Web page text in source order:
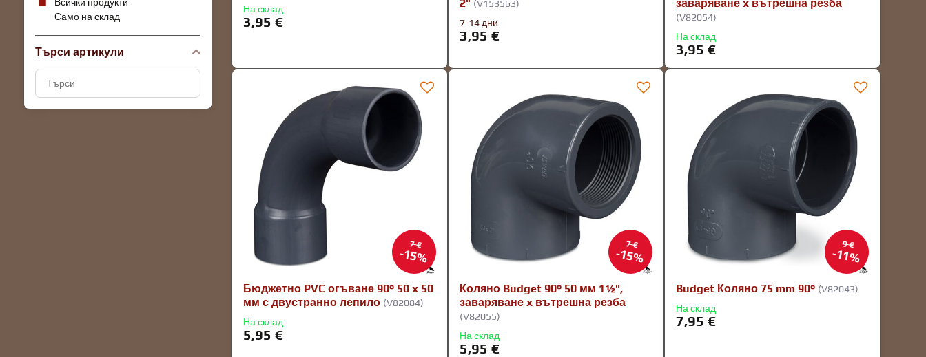
На склад
3,95 €
2" (V153563)
7-14 дни
3,95 €
заваряване x вътрешна резба
(V82054)
На склад
3,95 €
7 €
15%
Бюджетно PVC огъване 90° 50 x 50
мм с двустранно лепило (V82084)
На склад
5,95 €
7 €
15%
Коляно Budget 90° 50 мм 1½",
заваряване x вътрешна резба
(V82055)
На склад
5,95 €
9 €
11%
Budget Коляно 75 mm 90° (V82043)
На склад
7,95 €
Само на склад
Търси артикули
Търсене
на
резултати